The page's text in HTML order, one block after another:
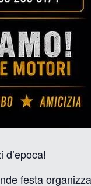
festa